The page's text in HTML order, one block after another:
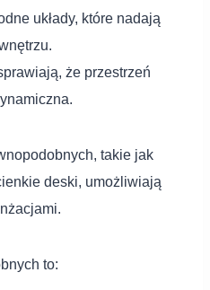
układy, które nadają
że przestrzeń
takie jak
deski, umożliwiają
to: